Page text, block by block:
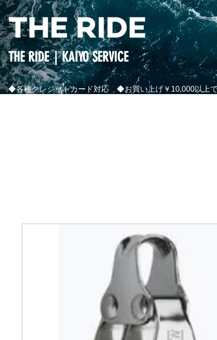
THE RIDE｜KAIYO SERVICE
◆各種クレジットカード対応 ◆お買い上げ￥10,000以上